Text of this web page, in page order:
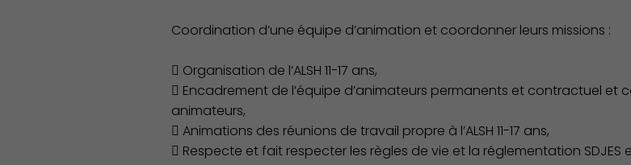
Coordination d’une équipe d’animation et coordonner leurs missions :
 Organisation de l’ALSH 11-17 ans,
 Encadrement de l’équipe d’animateurs permanents et contractuel et
animateurs,
 Animations des réunions de travail propre à l’ALSH 11-17 ans,
 Respecte et fait respecter les règles de vie et la réglementation SDJES